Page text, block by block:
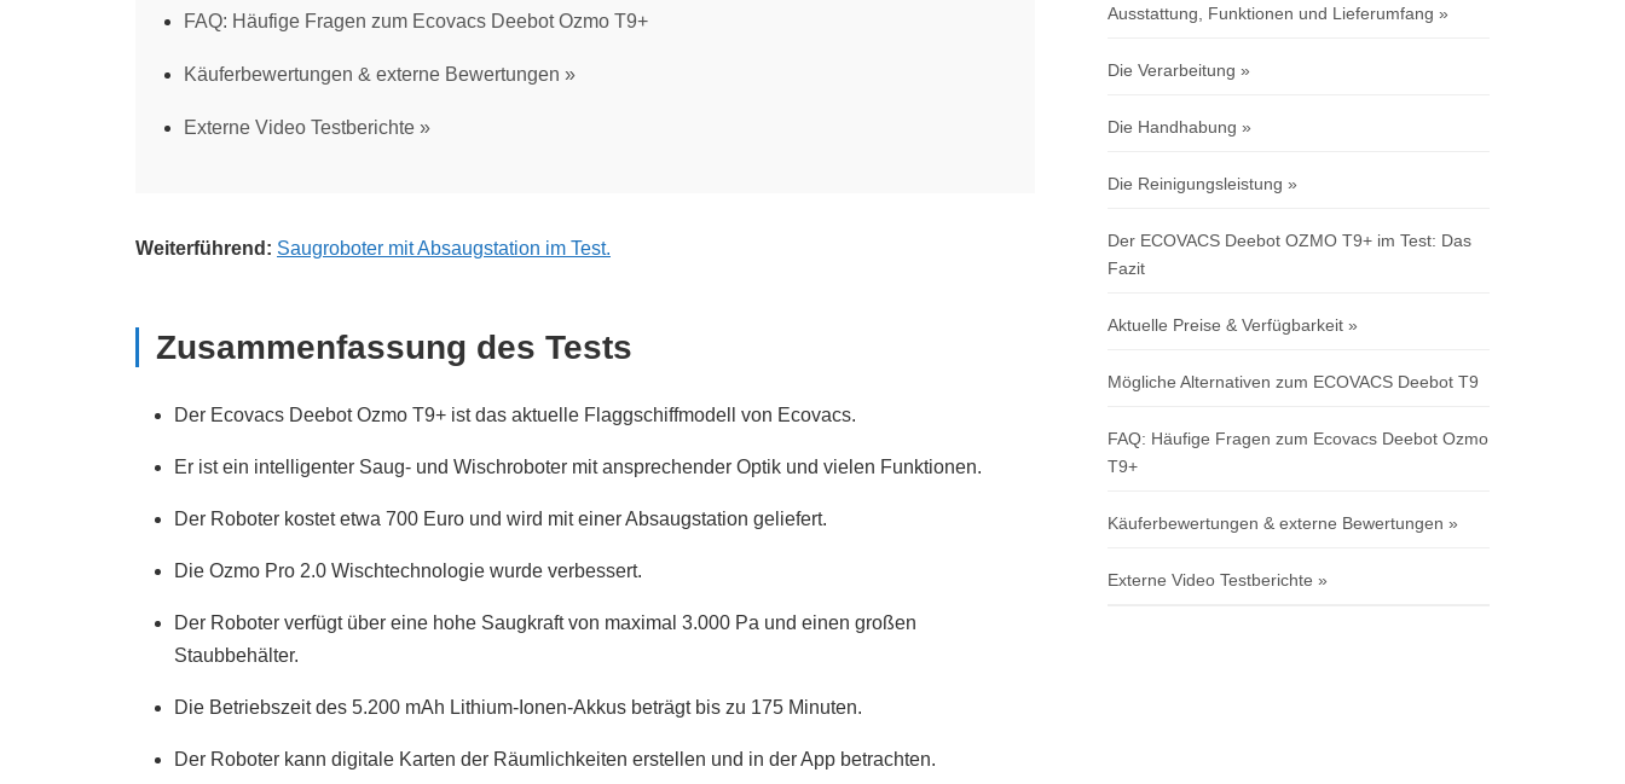
FAQ: Häufige Fragen zum Ecovacs Deebot Ozmo T9+
Käuferbewertungen & externe Bewertungen
Externe Video Testberichte
Weiterführend: Saugroboter mit Absaugstation im Test.
Zusammenfassung des Tests
Der Ecovacs Deebot Ozmo T9+ ist das aktuelle Flaggschiffmodell von Ecovacs.
Er ist ein intelligenter Saug- und Wischroboter mit ansprechender Optik und vielen Funktionen.
Der Roboter kostet etwa 700 Euro und wird mit einer Absaugstation geliefert.
Die Ozmo Pro 2.0 Wischtechnologie wurde verbessert.
Der Roboter verfügt über eine hohe Saugkraft von maximal 3.000 Pa und einen großen
Staubbehälter.
Die Betriebszeit des 5.200 mAh Lithium-Ionen-Akkus beträgt bis zu 175 Minuten.
Der Roboter kann digitale Karten der Räumlichkeiten erstellen und in der App betrachten.
Ausstattung, Funktionen und Lieferumfang
Die Verarbeitung
Die Handhabung
Die Reinigungsleistung
Der ECOVACS Deebot OZMO T9+ im Test: Das
Fazit
Aktuelle Preise & Verfügbarkeit
Mögliche Alternativen zum ECOVACS Deebot T9
FAQ: Häufige Fragen zum Ecovacs Deebot Ozmo
T9+
Käuferbewertungen & externe Bewertungen
Externe Video Testberichte